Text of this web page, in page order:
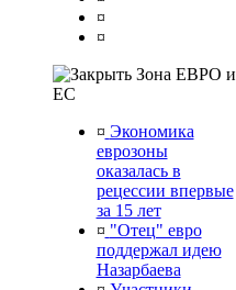
¤
¤
Зона ЕВРО и
ЕС
¤ Экономика
еврозоны
оказалась в
рецессии впервые
за 15 лет
¤ "Отец" евро
поддержал идею
Назарбаева